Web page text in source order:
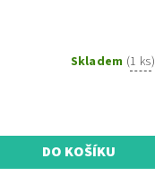
Skladem (1 ks)